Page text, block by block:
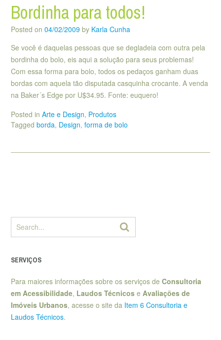
Bordinha para todos!
Posted on 04/02/2009 by Karla Cunha
Se você é daquelas pessoas que se degladeia com outra pela
bordinha do bolo, eis aqui a solução para seus problemas!
Com essa forma para bolo, todos os pedaços ganham duas
bordas com aquela tão disputada casquinha crocante. A venda
na Baker´s Edge por U$34.95. Fonte: euquero!
Posted in Arte e Design, Produtos
Tagged borda, Design, forma de bolo
SERVIÇOS
Para maiores informações sobre os serviços de Consultoria
em Acessibilidade, Laudos Técnicos e Avaliações de
Imóveis Urbanos, acesse o site da Item 6 Consultoria e
Laudos Técnicos.